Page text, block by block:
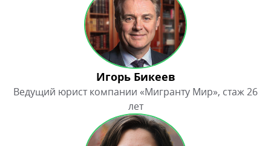
Игорь Бикеев
Ведущий юрист компании «Мигранту Мир», стаж 26
лет